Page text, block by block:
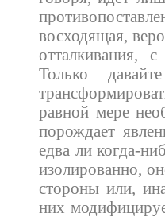
восходящая,
отталкивания,
Только
равной мере
порождает
едва ли когда-
изолированно,
стороны или,
них